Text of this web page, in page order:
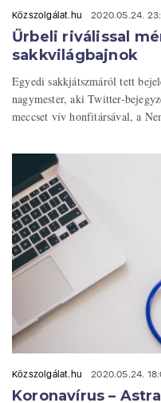
Közszolgálat.hu 2020.05.24.
Űrbeli riválissal
sakkvilágbajnok
Egyedi sakkjátszmáról tett
nagymester, aki Twitter-
meccset vív honfitársával, a
Közszolgálat.hu 2020.05.24.
Koronavírus –